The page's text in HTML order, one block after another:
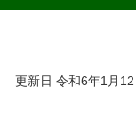
更新日 令和6年1月12